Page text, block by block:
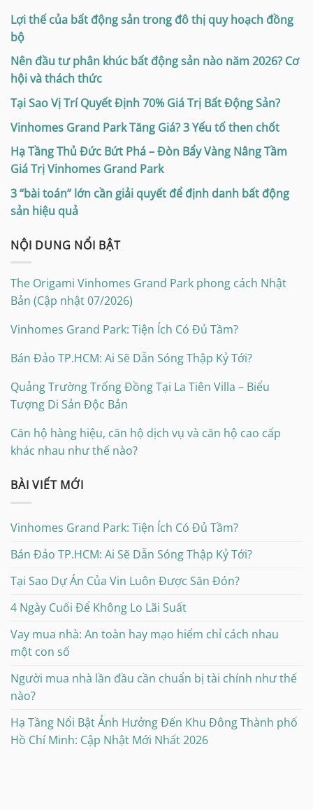
Lợi thế của bất động sản trong đô thị quy hoạch đồng
bộ
Nên đầu tư phân khúc bất động sản nào năm 2026? Cơ
hội và thách thức
Tại Sao Vị Trí Quyết Định 70% Giá Trị Bất Động Sản?
Vinhomes Grand Park Tăng Giá? 3 Yếu tố then chốt
Hạ Tầng Thủ Đức Bứt Phá – Đòn Bẩy Vàng Nâng Tầm
Giá Trị Vinhomes Grand Park
3 “bài toán” lớn cần giải quyết để định danh bất động
sản hiệu quả
NỘI DUNG NỔI BẬT
The Origami Vinhomes Grand Park phong cách Nhật
Bản (Cập nhật 07/2026)
Vinhomes Grand Park: Tiện Ích Có Đủ Tầm?
Bán Đảo TP.HCM: Ai Sẽ Dẫn Sóng Thập Kỷ Tới?
Quảng Trường Trống Đồng Tại La Tiên Villa – Biểu
Tượng Di Sản Độc Bản
Căn hộ hàng hiệu, căn hộ dịch vụ và căn hộ cao cấp
khác nhau như thế nào?
BÀI VIẾT MỚI
Vinhomes Grand Park: Tiện Ích Có Đủ Tầm?
Bán Đảo TP.HCM: Ai Sẽ Dẫn Sóng Thập Kỷ Tới?
Tại Sao Dự Án Của Vin Luôn Được Săn Đón?
4 Ngày Cuối Để Không Lo Lãi Suất
Vay mua nhà: An toàn hay mạo hiểm chỉ cách nhau
một con số
Người mua nhà lần đầu cần chuẩn bị tài chính như thế
nào?
Hạ Tầng Nổi Bật Ảnh Hưởng Đến Khu Đông Thành phố
Hồ Chí Minh: Cập Nhật Mới Nhất 2026